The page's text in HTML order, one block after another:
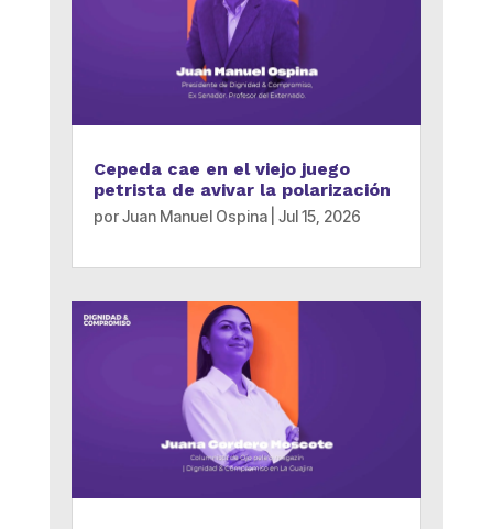
Cepeda cae en el viejo juego
petrista de avivar la polarización
porJuan Manuel Ospina| Jul 15, 2026